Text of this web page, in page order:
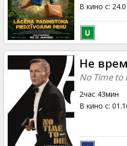
B2B
Клуб
В кино с:
Не
No Time to
2час 43мин
В кино с: